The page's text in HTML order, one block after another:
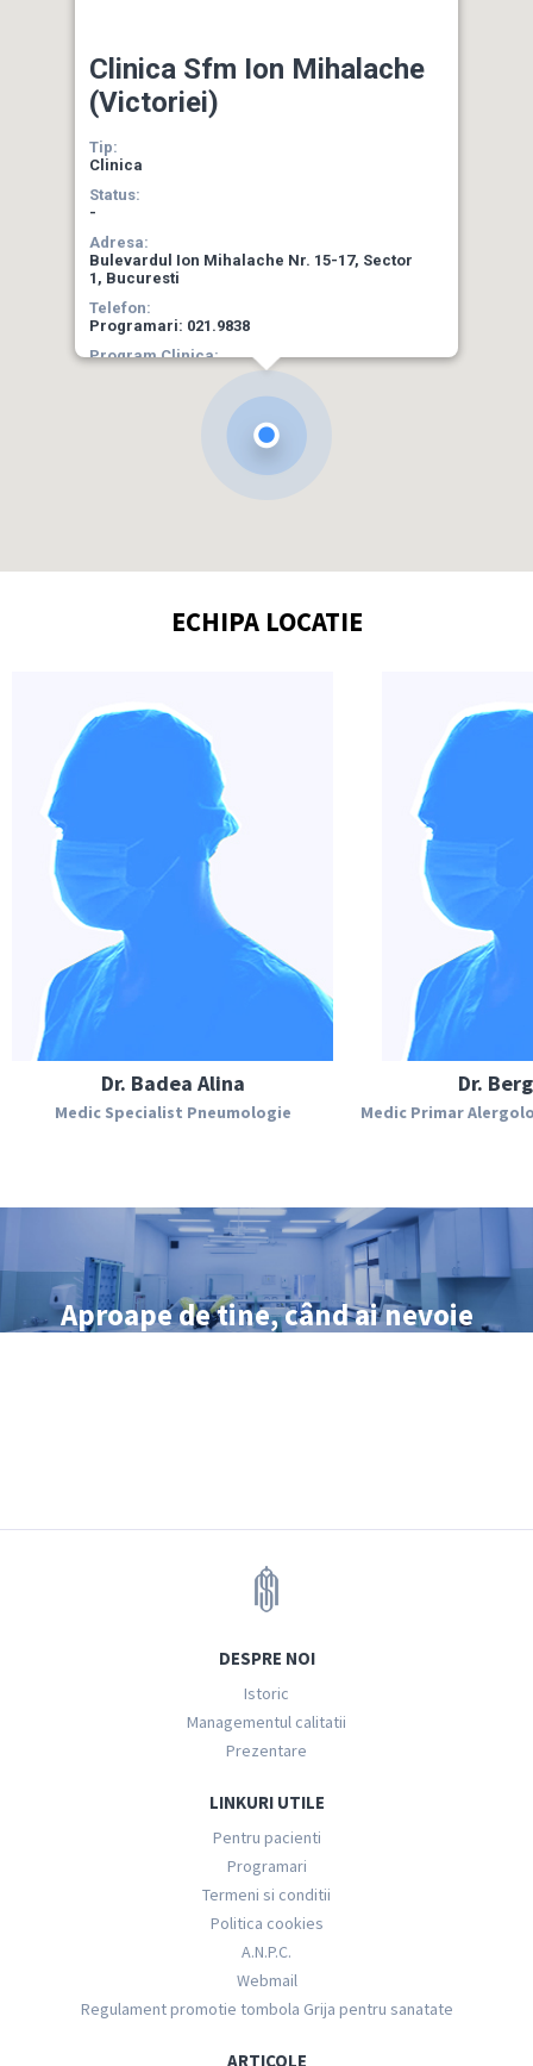
Clinica Sfm Ion Mihalache
(Victoriei)
Tip:
Clinica
Status:
-
Adresa:
Bulevardul Ion Mihalache Nr. 15-17, Sector
1, Bucuresti
Telefon:
Programari: 021.9838
Program Clinica:
Program de recoltare:
clinica.victoriei@sfm.ro
ECHIPA LOCATIE
Dr. Badea Alina
Medic Specialist Pneumologie
Dr.
Medic Primar
Aproape de tine, când ai nevoie
DESPRE NOI
Istoric
Managementul calitatii
Prezentare
LINKURI UTILE
Pentru pacienti
Programari
Termeni si conditii
Politica cookies
A.N.P.C.
Webmail
Regulament promotie tombola Grija pentru sanatate
ARTICOLE